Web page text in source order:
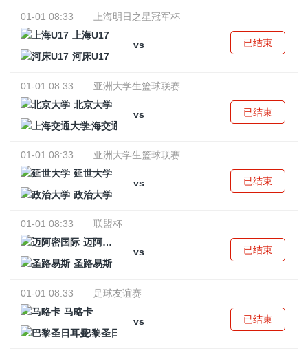
01-01 08:33
上海明日之星冠军杯
上海U17
vs
河床U17
已结束
01-01 08:33
亚洲大学生篮球联赛
北京大学
vs
上海交通大学
已结束
01-01 08:33
亚洲大学生篮球联赛
延世大学
vs
政治大学
已结束
01-01 08:33
联盟杯
迈阿密国际
vs
圣路易斯
已结束
01-01 08:33
足球友谊赛
马略卡
vs
巴黎圣日耳曼
已结束